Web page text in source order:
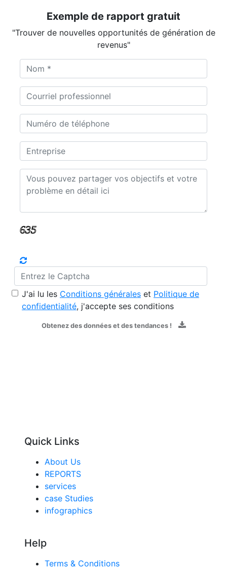
Exemple de rapport gratuit
"Trouver de nouvelles opportunités de génération de
revenus"
J'ai lu les Conditions générales et Politique de
confidentialité, j'accepte ses conditions
Obtenez des données et des tendances !
Quick Links
About Us
REPORTS
services
case Studies
infographics
Help
Terms & Conditions